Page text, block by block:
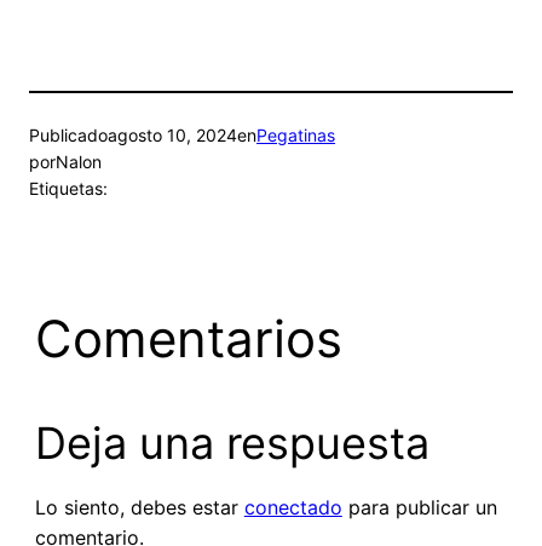
Publicadoagosto 10, 2024enPegatinas
porNalon
Etiquetas:
Comentarios
Deja una respuesta
Lo siento, debes estar conectado para publicar un
comentario.